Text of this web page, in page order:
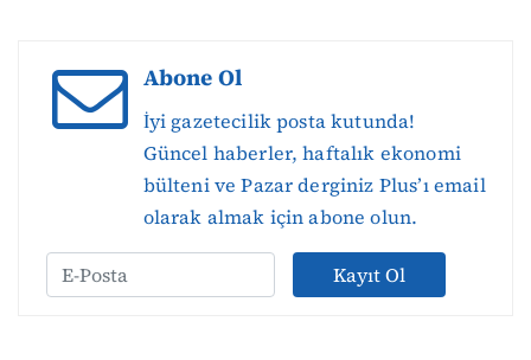
Abone Ol
İyi gazetecilik posta kutunda!
Güncel haberler, haftalık ekonomi
bülteni ve Pazar derginiz Plus’ı email
olarak almak için abone olun.
Kayıt Ol